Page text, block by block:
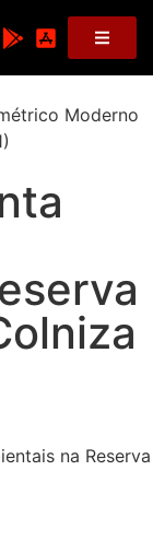
na Reserva